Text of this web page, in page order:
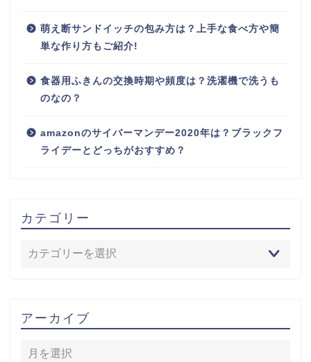
萌え断サンドイッチの包み方は？上手な食べ方や簡
単な作り方もご紹介!
食器用ふきんの交換時期や頻度は？洗濯機で洗うも
のなの？
amazonのサイバーマンデー2020年は？ブラックフ
ライデーとどっちがおすすめ？
カテゴリー
アーカイブ